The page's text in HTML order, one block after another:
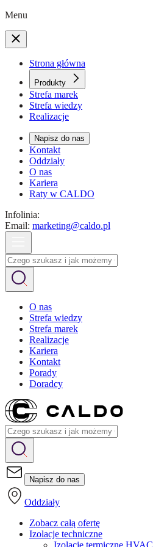
Menu
Strona główna
Produkty
Strefa marek
Strefa wiedzy
Realizacje
Napisz do nas
Kontakt
Oddziały
O nas
Kariera
Raty w CALDO
Infolinia:
Email: marketing@caldo.pl
O nas
Strefa wiedzy
Strefa marek
Realizacje
Kariera
Kontakt
Porady
Doradcy
Napisz do nas
Oddziały
Zobacz całą ofertę
Izolacje techniczne
Izolacje termiczne HVAC